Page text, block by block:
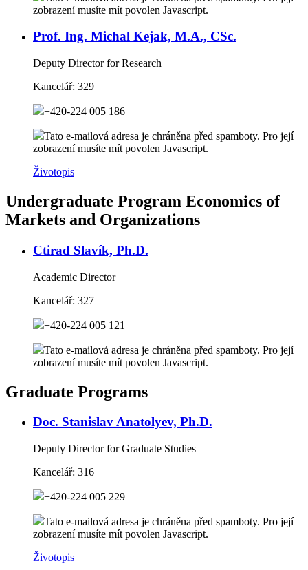
zobrazení musíte mít povolen Javascript.
Prof. Ing. Michal Kejak, M.A., CSc.
Deputy Director for Research
Kancelář: 329
+420-224 005 186
Tato e-mailová adresa je chráněna před spamboty. Pro její
zobrazení musíte mít povolen Javascript.
Životopis
Undergraduate Program Economics of
Markets and Organizations
Ctirad Slavík, Ph.D.
Academic Director
Kancelář: 327
+420-224 005 121
Tato e-mailová adresa je chráněna před spamboty. Pro její
zobrazení musíte mít povolen Javascript.
Graduate Programs
Doc. Stanislav Anatolyev, Ph.D.
Deputy Director for Graduate Studies
Kancelář: 316
+420-224 005 229
Tato e-mailová adresa je chráněna před spamboty. Pro její
zobrazení musíte mít povolen Javascript.
Životopis